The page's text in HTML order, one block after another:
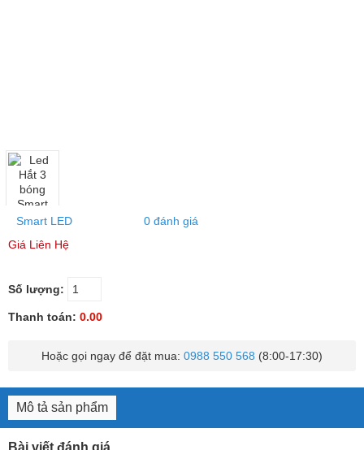
Smart LED
0 đánh giá
Giá Liên Hệ
Số lượng:
Thanh toán: 0.00
Hoặc gọi ngay để đặt mua: 0988 550 568 (8:00-17:30)
Mô tả sản phẩm
Bài viết đánh giá